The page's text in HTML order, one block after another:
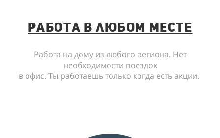
Работа в любом месте
Работа на дому из любого региона. Нет
необходимости поездок
в офис. Ты работаешь только когда есть акции.